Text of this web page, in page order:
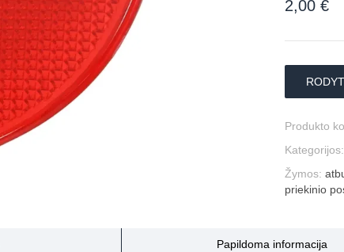
2,00 €
Produkto
Kategorijos:
Žymos:
priekinio
Papildoma informacija